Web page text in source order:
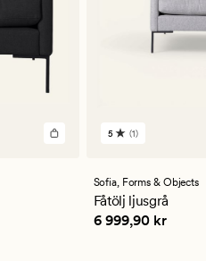
1
ett
genomsnittligt
betyg
på
5 (1)
Sofia, Forms & Objects
Fåtölj ljusgrå
Pris 6 999,90 kr
6 999,90 kr